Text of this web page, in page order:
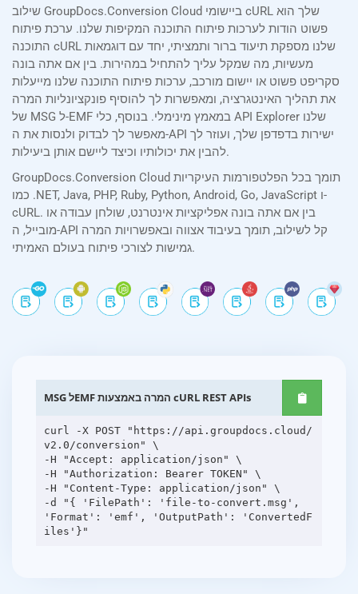
שילוב GroupDocs.Conversion Cloud ביישומי cURL שלך הוא
פשוט הודות לערכות פיתוח התוכנה המקיפות שלנו. ערכת פיתוח
התוכנה cURL שלנו מספקת תיעוד ברור ותמציתי, יחד עם דוגמאות
מעשיות, מה שמקל עליך להתחיל במהירות. בין אם אתה בונה
סקריפט פשוט או יישום מורכב, ערכות פיתוח התוכנה שלנו מייעלות
את תהליך האינטגרציה, ומאפשרות לך להוסיף פונקציונליות המרה
של MSG ל-EMF במאמץ מינימלי. בנוסף, כלי API Explorer שלנו
מאפשר לך לבדוק ולנסות את ה-API ישירות בדפדפן שלך, ועוזר לך
להבין את יכולותיו וכיצד ליישם אותן ביעילות.
GroupDocs.Conversion Cloud תומך בכל הפלטפורמות העיקריות
כמו .NET, Java, PHP, Ruby, Python, Android, Go, JavaScript ו-
cURL. בין אם אתה בונה אפליקציות אינטרנט, שולחן עבודה או
מובייל, ה-API קל לשילוב, תומך בעיבוד אצווה ובאפשרויות המרה
גמישות לצורכי פיתוח בעולם האמיתי.
MSG לEMF המרה באמצעות cURL REST APIs
curl -X POST "https://api.groupdocs.cloud/
v2.0/conversion" \
-H "Accept: application/json" \
-H "Authorization: Bearer TOKEN" \
-H "Content-Type: application/json" \
-d "{ 'FilePath': 'file-to-convert.msg',
'Format': 'emf', 'OutputPath': 'ConvertedF